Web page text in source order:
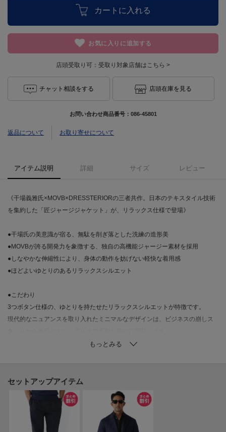
カートに入れる
お気に入りに追加する
店頭受取り可： 受取り対象店舗はこちら >
チャット相談をする 店頭在庫を見る
お問い合わせ商品番号： 086-45801
返品について お取り寄せについて
アイテム説明 詳細 サイズ レビュー
《干場義雅氏×MOVB×DRESSTERIORの三者共作。日本のテキスタイル技術
を集約した「匠ジャージジャケット」が、リラックス仕様で登場》
●干場氏の美意識が宿る、無駄を削ぎ落とした洗練の造形美
●MOVBが誇る開発力を象徴する、独自の高機能ジャージー素材を採用
●しなやかな伸縮性により、身体の動作を妨げない軽快な着用感
●ほどよいゆとりのあるリラックスシルエット
●こだわり
3つボタン仕様の、ゆとりを持たせたリラックスシルエットが特徴です。
現代的なニュアンスを取り入れたミニマルなデザインは、ビジネスの崩しス
本格的なメンズスーツ専用工場で仕立てることで、ジャージー素材でありな
素材には、MOVBが独自開発した「Duplex Cotton Jersey」を採用していま
コンパクトヤーンとナイロンを交編し、ポリウレタンを組み込むことで、端
セットアップアイテム